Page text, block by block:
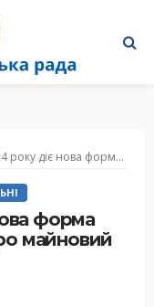
податкової декларації про майновий стан і доходи
форма
майновий